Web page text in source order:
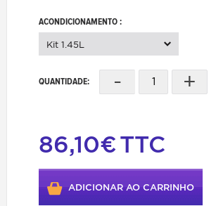
ACONDICIONAMENTO :
Kit 1.45L
QUANTIDADE: - +
86,10€TTC
ADICIONAR AO CARRINHO